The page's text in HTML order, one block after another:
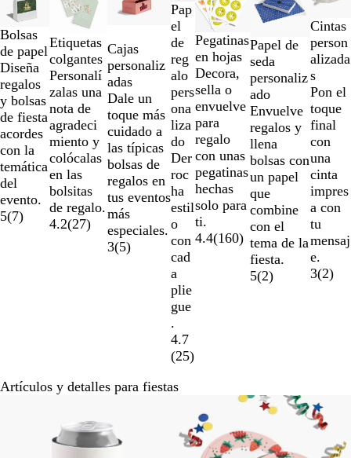
Bolsas
de papel
Diseña
regalos
y bolsas
de fiesta
acordes
con la
temática
del
evento.
5(7)
Etiquetas
colgantes
Personalí
zalas una
nota de
agradeci
miento y
colócalas
en las
bolsitas
de regalo.
4.2(27)
Cajas
personaliz
adas
Dale un
toque más
cuidado a
las típicas
bolsas de
regalos en
tus eventos
más
especiales.
3(5)
Pap
el
de
reg
alo
pers
ona
liza
do
Der
roc
ha
estil
o
con
cad
a
plie
gue
.
4.7
(25)
Pegatinas
en hojas
Decora,
sella o
envuelve
para
regalo
con unas
pegatinas
hechas
solo para
ti.
4.4(160)
Papel de
seda
personaliz
ado
Envuelve
regalos y
llena
bolsas con
un papel
que
combine
con el
tema de la
fiesta.
5(2)
Cintas
person
alizada
s
Pon el
toque
final
con
una
cinta
impres
a con
tu
mensaj
e.
3(2)
la
1
a
la
2
de
un
total
de
7
Artículos y detalles para fiestas
Opciones nuevas